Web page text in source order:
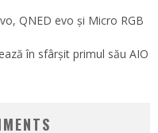
QNED evo și Micro RGB
în sfârșit primul său AIO